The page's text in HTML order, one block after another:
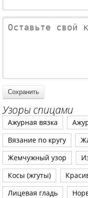
Узоры спицами
Ажурная вязка
Вязание по кругу
Жемчужный узор
Косы (жгуты)
Лицевая гладь